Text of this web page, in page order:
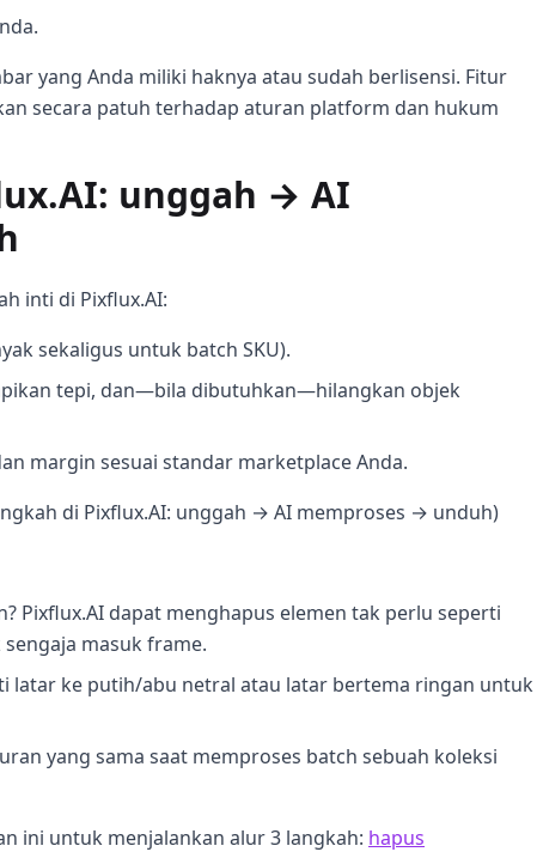
yang Anda miliki haknya atau sudah berlisensi. Fitur
secara patuh terhadap aturan platform dan hukum
unggah → AI
inti di Pixflux.AI:
sekaligus untuk batch SKU).
tepi, dan—bila dibutuhkan—hilangkan objek
margin sesuai standar marketplace Anda.
di Pixflux.AI: unggah → AI memproses → unduh)
Pixflux.AI dapat menghapus elemen tak perlu seperti
masuk frame.
latar ke putih/abu netral atau latar bertema ringan untuk
yang sama saat memproses batch sebuah koleksi
ini untuk menjalankan alur 3 langkah: hapus